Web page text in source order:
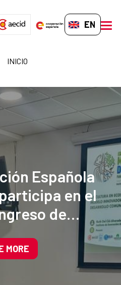
EN-GB
INICIO
Española
en el
de
de América
soluciones
la naturaleza
MORE